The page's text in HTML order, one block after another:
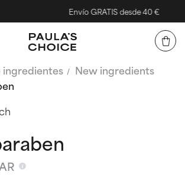
Envío GRATIS desde 40 €
ingredientes
New ingredients